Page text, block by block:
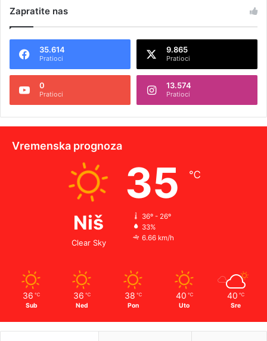
Zapratite nas
35.614
Pratioci
9.865
Pratioci
0
Pratioci
13.574
Pratioci
Vremenska prognoza
Niš
Clear Sky
35 ℃
36º - 26º
33%
6.66 km/h
36 ℃
Sub
36 ℃
Ned
38 ℃
Pon
40 ℃
Uto
40 ℃
Sre